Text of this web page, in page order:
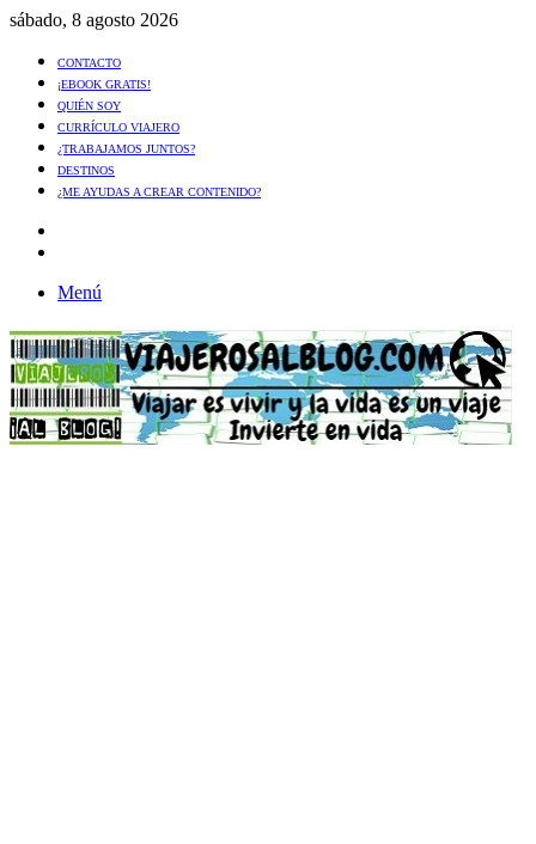
sábado, 8 agosto 2026
CONTACTO
¡EBOOK GRATIS!
QUIÉN SOY
CURRÍCULO VIAJERO
¿TRABAJAMOS JUNTOS?
DESTINOS
¿ME AYUDAS A CREAR CONTENIDO?
Menú